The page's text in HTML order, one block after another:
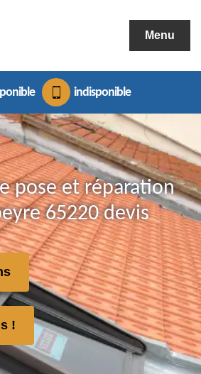
Menu
indisponible
pose et réparation
65220 devis
!